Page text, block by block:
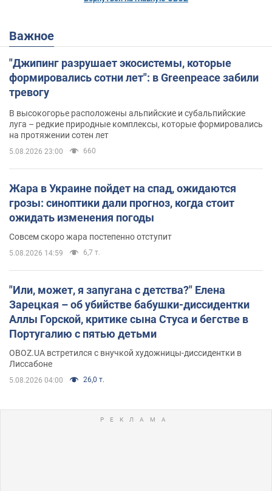
Важное
"Джипинг разрушает экосистемы, которые
формировались сотни лет": в Greenpeace забили
тревогу
В высокогорье расположены альпийские и субальпийские
луга – редкие природные комплексы, которые формировались
на протяжении сотен лет
5.08.2026 23:00 660
Жара в Украине пойдет на спад, ожидаются
грозы: синоптики дали прогноз, когда стоит
ожидать изменения погоды
Совсем скоро жара постепенно отступит
5.08.2026 14:59 6,7 т.
"Или, может, я запугана с детства?" Елена
Зарецкая – об убийстве бабушки-диссидентки
Аллы Горской, критике сына Стуса и бегстве в
Португалию с пятью детьми
OBOZ.UA встретился с внучкой художницы-диссидентки в
Лиссабоне
5.08.2026 04:00 26,0 т.